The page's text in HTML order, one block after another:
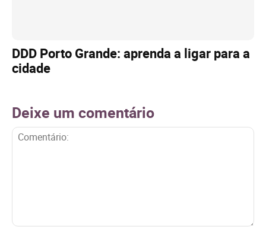
DDD Porto Grande: aprenda a ligar para a
cidade
Deixe um comentário